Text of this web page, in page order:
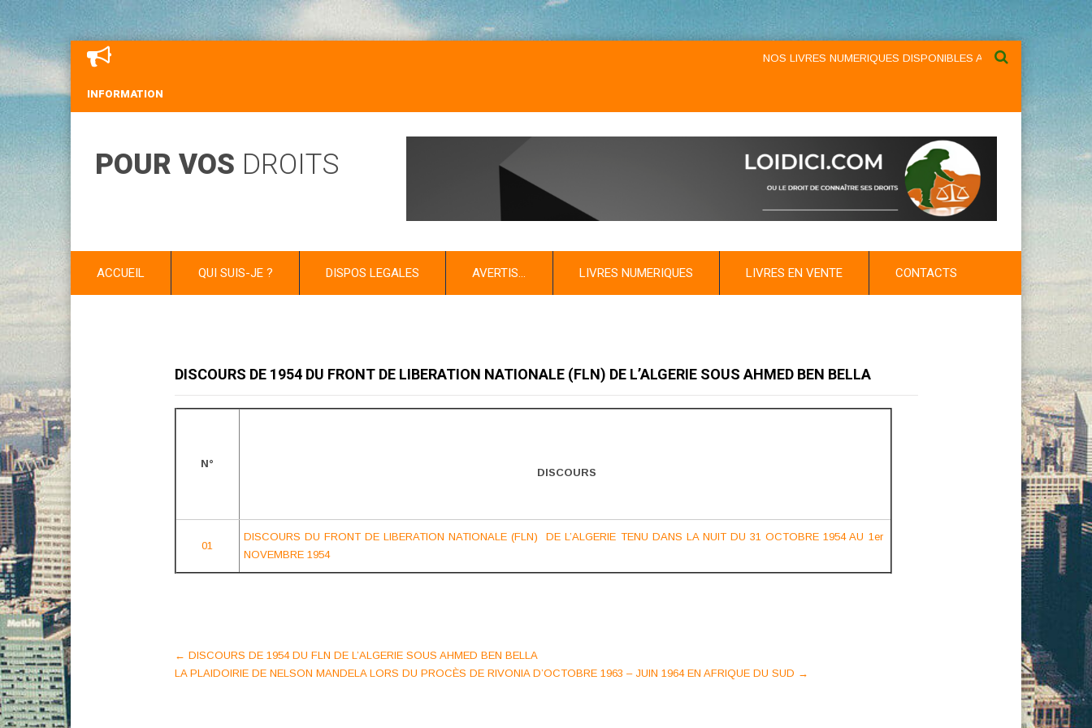
INFORMATION
NOS LIVRES NUMERIQUES DISPONIBLES AU NIVEAU DU MENU
POUR VOS DROITS
ACCUEIL QUI SUIS-JE ? DISPOS LEGALES AVERTIS… LIVRES NUMERIQUES LIVRES EN VENTE CONTACTS
DISCOURS DE 1954 DU FRONT DE LIBERATION NATIONALE (FLN) DE L’ALGERIE SOUS AHMED BEN BELLA
N°
DISCOURS
01
DISCOURS DU FRONT DE LIBERATION NATIONALE (FLN) DE L’ALGERIE TENU DANS LA NUIT DU 31 OCTOBRE 1954 AU 1er
NOVEMBRE 1954
Post
navigation
← DISCOURS DE 1954 DU FLN DE L’ALGERIE SOUS AHMED BEN BELLA
LA PLAIDOIRIE DE NELSON MANDELA LORS DU PROCÈS DE RIVONIA D’OCTOBRE 1963 – JUIN 1964 EN AFRIQUE DU SUD →